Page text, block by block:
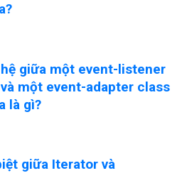
giữa một event-listener
một event-adapter class
là gì?
giữa Iterator và